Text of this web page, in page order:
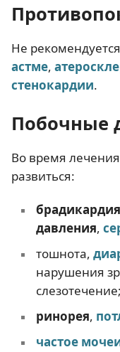
Не
астме,
стенокардии.
Побочные
Во время
развиться:
брадикардия
давления,
тошнота,
нарушения
слезотечение;
ринорея,
частое